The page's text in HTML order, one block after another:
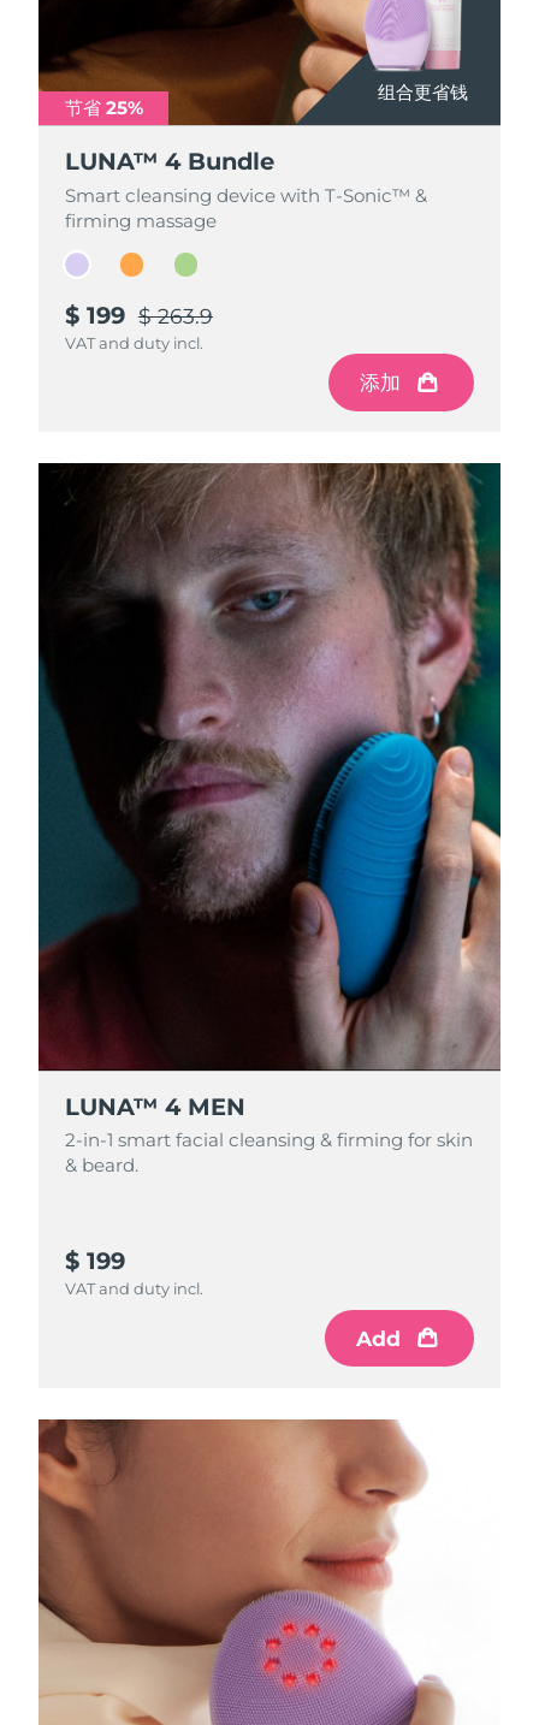
组合更省钱
节省 25%
LUNA™ 4 Bundle
Smart cleansing device with T-Sonic™ &
firming massage
$ 199 $ 263.9
VAT and duty incl.
添加
组合更省钱
节省 25%
LUNA™ 4 Bundle
Smart cleansing device with T-Sonic™ &
firming massage
$ 199 $ 263.9
VAT and duty incl.
添加
组合更省钱
节省 25%
LUNA™ 4 Bundle
Smart cleansing device with T-Sonic™ &
firming massage
$ 199 $ 263.9
VAT and duty incl.
添加
LUNA™ 4 MEN
2-in-1 smart facial cleansing & firming for skin
& beard.
$ 199
VAT and duty incl.
Add
预计送达日期 10/08/2026
卢森堡 预计送达日期 10/08/2026
马来西亚 预计送达日期 13/08/2026
马耳他
墨西哥
预计送达日期 11/08/2026
预计送达日期10/08/2026
预计送达日期 10/08/2026
预计送达日期13/08/2026
预计送达日期13/08/2026
波兰 11/08/2026
葡萄牙 预计送达日期 10/08/2026
波多黎各 预计送达日期 12/08/2026
预计送达日期 11/08/2026
留尼汪 预计送达日期 15/08/2026
预计送达日期 10/08/2026
预计送达日期 18/08/2026
沙特阿拉伯
新加坡 预计送达日期
斯洛文尼亚
预计送达日期 18/08/2026
西班牙 预计送达日期10/08/2026
瑞典 预计送达日期10/08/2026
预计送达日期
台湾 预计送达日期
预计送达日期
预计送达日期